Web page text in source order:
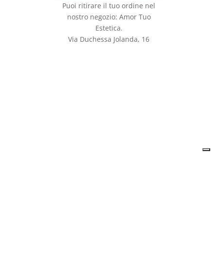
Puoi ritirare il tuo ordine nel
nostro negozio: Amor Tuo
Estetica.
Via Duchessa Jolanda, 16